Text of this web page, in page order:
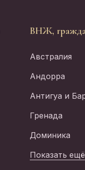
ВНЖ,
Австралия
Андорра
Антигуа и
Гренада
Доминика
Показать ещё